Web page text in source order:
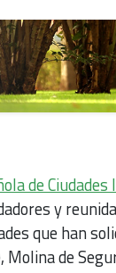
de
y
que han
Molina de